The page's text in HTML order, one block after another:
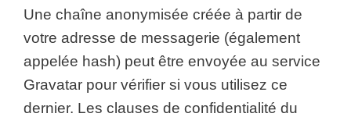
Une chaîne anonymisée créée à partir de
votre adresse de messagerie (également
appelée hash) peut être envoyée au service
Gravatar pour vérifier si vous utilisez ce
dernier. Les clauses de confidentialité du